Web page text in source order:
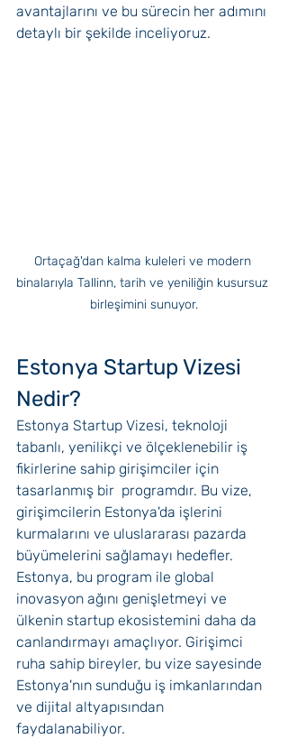
avantajlarını ve bu sürecin her adımını
detaylı bir şekilde inceliyoruz.
Ortaçağ'dan kalma kuleleri ve modern
binalarıyla Tallinn, tarih ve yeniliğin kusursuz
birleşimini sunuyor.
Estonya Startup Vizesi
Nedir?
Estonya Startup Vizesi, teknoloji
tabanlı, yenilikçi ve ölçeklenebilir iş
fikirlerine sahip girişimciler için
tasarlanmış bir  programdır. Bu vize,
girişimcilerin Estonya'da işlerini
kurmalarını ve uluslararası pazarda
büyümelerini sağlamayı hedefler.
Estonya, bu program ile global
inovasyon ağını genişletmeyi ve
ülkenin startup ekosistemini daha da
canlandırmayı amaçlıyor. Girişimci
ruha sahip bireyler, bu vize sayesinde
Estonya'nın sunduğu iş imkanlarından
ve dijital altyapısından
faydalanabiliyor.